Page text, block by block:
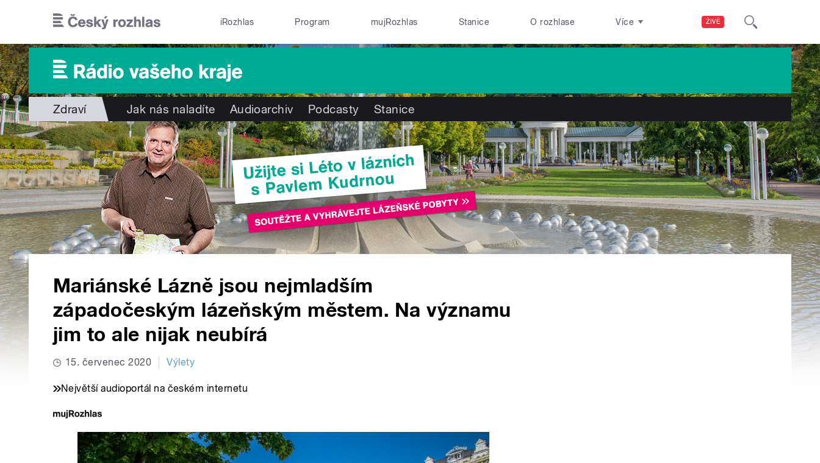
ŽIVĚ
iRozhlas Program mujRozhlas Stanice O rozhlase Více
Zdraví Jak nás naladíte Audioarchiv Podcasty Stanice
Mariánské Lázně jsou nejmladším
západočeským lázeňským městem. Na významu
jim to ale nijak neubírá
15. červenec 2020 Výlety
Největší audioportál na českém internetu